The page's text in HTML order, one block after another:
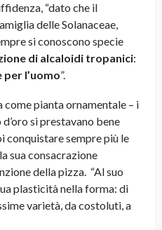
“dato che il
delle Solanaceae,
si conoscono specie
di alcaloidi tropanici:
l’uomo”.
come pianta ornamentale – i
si prestavano bene
conquistare sempre più le
sua consacrazione
della pizza. “Al suo
plasticità nella forma: di
varietà, da costoluti, a